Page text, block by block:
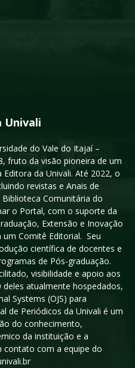
Univali
do Vale do Itajaí –
fruto da visão pioneira de um
da Univali. Até 2022, o
revistas e Anais de
Comunitária do
o Portal, com o suporte da
Extensão e Inovação
Comitê Editorial. Seu
científica de docentes e
de Pós-graduação.
visibilidade e apoio aos
atualmente hospedados,
Systems (OJS) para
de Periódicos da Univali é um
do conhecimento,
da instituição e a
contato com a equipe do